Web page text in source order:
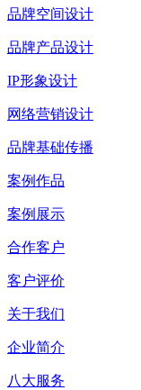
品牌空间设计
品牌产品设计
IP形象设计
网络营销设计
品牌基础传播
案例作品
案例展示
合作客户
客户评价
关于我们
企业简介
八大服务